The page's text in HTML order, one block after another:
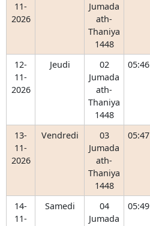
11-
2026
Jumada
ath-
Thaniya
1448
12-
11-
2026
Jeudi
02
Jumada
ath-
Thaniya
1448
05:46
13-
11-
2026
Vendredi
03
Jumada
ath-
Thaniya
1448
05:47
14-
11-
Samedi
04
Jumada
05:49